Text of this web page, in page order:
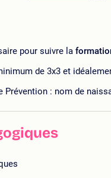
pour suivre la
de 3x3 et
Prévention : nom de